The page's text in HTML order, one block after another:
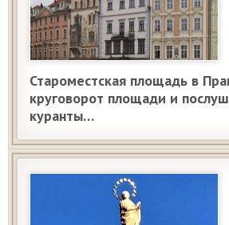
Староместская площадь в
круговорот площади и
куранты…